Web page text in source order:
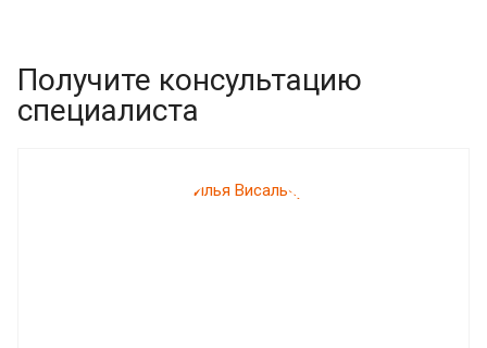
Получите консультацию
специалиста